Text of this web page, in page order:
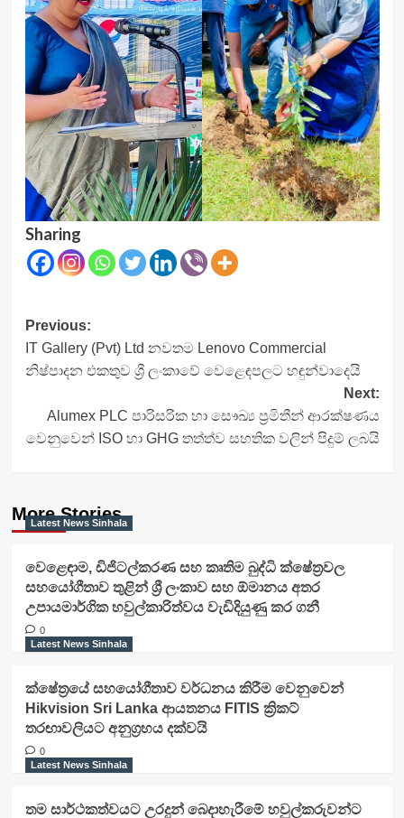
Sharing
Post
navigation
Previous:
IT Gallery (Pvt) Ltd නවතම Lenovo Commercial
නිෂ්පාදන එකතුව ශ්‍රී ලංකාවේ වෙළෙඳපලට හඳුන්වාදෙයි
Next:
Alumex PLC පාරිසරික හා සෞඛ්‍ය ප්‍රමිතීන් ආරක්ෂණය
වෙනුවෙන් ISO හා GHG තත්ත්ව සහතික වලින් පිදුම් ලබයි
More Stories
Latest News Sinhala
වෙළෙඳාම, ඩිජිටල්කරණ සහ කෘතිම බුද්ධි ක්ෂේත්‍රවල
සහයෝගීතාව තුළින් ශ්‍රී ලංකාව සහ ඕමානය අතර
උපායමාර්ගික හවුල්කාරිත්වය වැඩිදියුණු කර ගනී
0
Latest News Sinhala
ක්ෂේත්‍රයේ සහයෝගීතාව වර්ධනය කිරීම වෙනුවෙන්
Hikvision Sri Lanka ආයතනය FITIS ක්‍රිකට්
තරඟාවලියට අනුග්‍රහය දක්වයි
0
Latest News Sinhala
තම සාර්ථකත්වයට උරදුන් බෙදාහැරීමේ හවුල්කරුවන්ට